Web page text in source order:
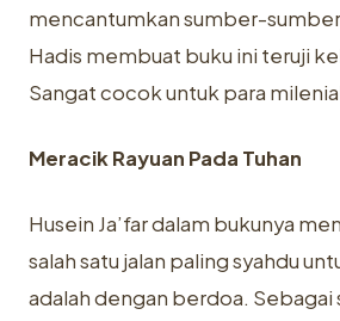
mencantumkan sumber-sumber
Hadis membuat buku ini teruji
Sangat cocok untuk para
Meracik Rayuan Pada Tuhan
Husein Ja’far dalam bukunya
salah satu jalan paling syahdu
adalah dengan berdoa. Sebagai